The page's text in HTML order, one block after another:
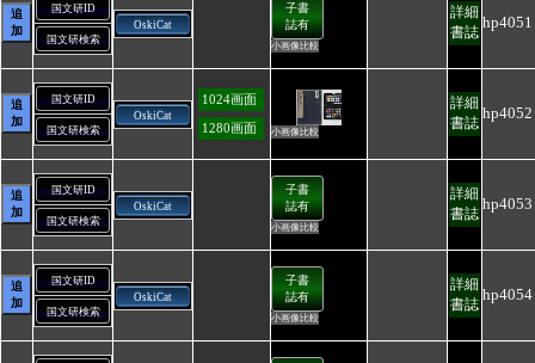
追
加
国文研ID
国文研検索
OskiCat
子書
誌有
小画像比較
詳細
書誌
hp4051
追
加
国文研ID
国文研検索
OskiCat
1024画面
1280画面 小画像比較
詳細
書誌
hp4052
追
加
国文研ID
国文研検索
OskiCat
子書
誌有
小画像比較
詳細
書誌
hp4053
追
加
国文研ID
国文研検索
OskiCat
子書
誌有
小画像比較
詳細
書誌
hp4054